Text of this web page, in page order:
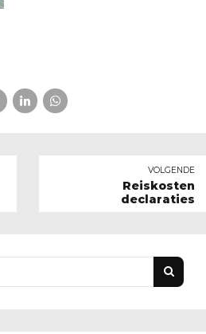
VOLGENDE
Reiskosten
declaraties